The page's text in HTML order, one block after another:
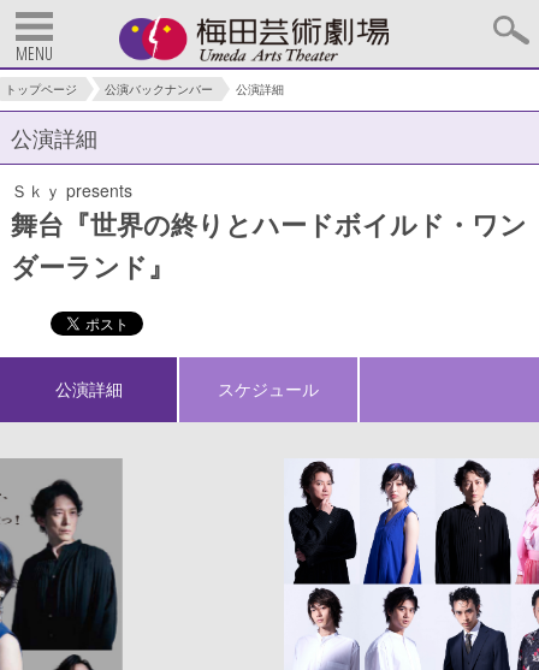
MENU
トップページ 公演バックナンバー 公演詳細
公演詳細
Ｓｋｙ presents
舞台『世界の終りとハードボイルド・ワン
ダーランド』
公演詳細 スケジュール